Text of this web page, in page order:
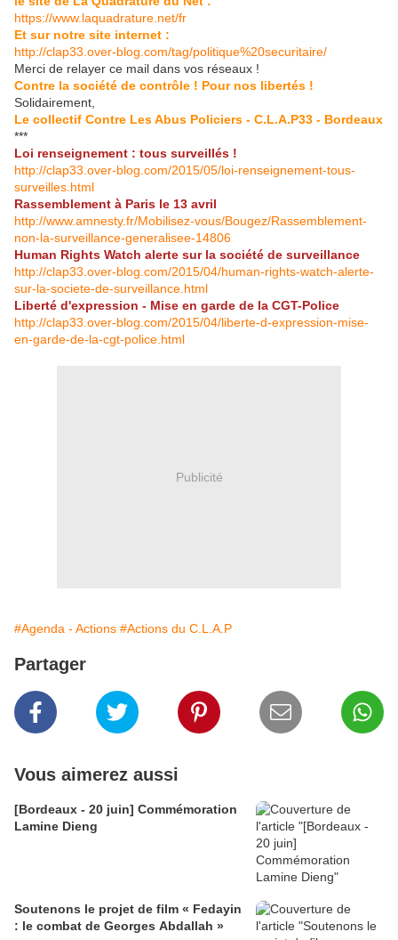
https://www.laquadrature.net/fr
Et sur notre site internet :
http://clap33.over-blog.com/tag/politique%20securitaire/
Merci de relayer ce mail dans vos réseaux !
Contre la société de contrôle ! Pour nos libertés !
Solidairement,
Le collectif Contre Les Abus Policiers - C.L.A.P33 - Bordeaux
***
Loi renseignement : tous surveillés !
http://clap33.over-blog.com/2015/05/loi-renseignement-tous-
surveilles.html
Rassemblement à Paris le 13 avril
http://www.amnesty.fr/Mobilisez-vous/Bougez/Rassemblement-
non-la-surveillance-generalisee-14806
Human Rights Watch alerte sur la société de surveillance
http://clap33.over-blog.com/2015/04/human-rights-watch-alerte-
sur-la-societe-de-surveillance.html
Liberté d'expression - Mise en garde de la CGT-Police
http://clap33.over-blog.com/2015/04/liberte-d-expression-mise-
en-garde-de-la-cgt-police.html
Publicité
#Agenda - Actions #Actions du C.L.A.P
Partager
Vous aimerez aussi
[Bordeaux - 20 juin] Commémoration
Lamine Dieng
Soutenons le projet de film « Fedayin
: le combat de Georges Abdallah »